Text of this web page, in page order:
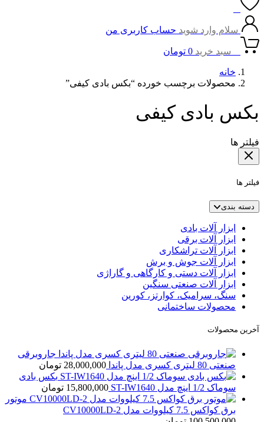
سلام وارد شوید حساب کاربری من
سبد خرید 0 تومان
خانه
محصولات برچسب خورده “بکس بادی کیفی”
بکس بادی کیفی
فیلتر ها
فیلتر ها
دسته بندی
ابزار آلات بادی
ابزار آلات برقی
ابزار آلات تراشکاری
ابزار آلات جوش و برش
ابزار آلات دستی و کارگاهی و گاراژی
ابزار آلات صنعتی سنگین
سنگ، سرامیک، کوارتز، کورین
محصولات ساختمانی
آخرین محصولات
جاروبرقی
صنعتی 80 لیتری کسری مدل پاندا
28,000,000 تومان
بکس بادی
سوماک 1/2 اینچ مدل ST-IW1640
15,800,000 تومان
موتور
برق کواکس 7.5 کیلووات مدل CV10000LD-2